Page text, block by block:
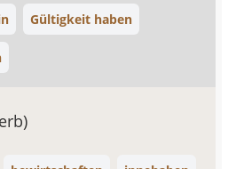
Gültigkeit haben